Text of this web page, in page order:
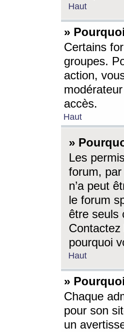
Haut
»
Certains
groupes.
action,
accès.
Haut
»
Les
forum, par
n’a peut
le forum
être seuls
Contactez
pourquoi
Haut
»
Chaque
pour son
un